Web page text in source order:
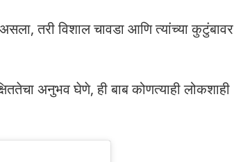
तरी विशाल चावडा आणि त्यांच्या कुटुंबावर
अनुभव घेणे, ही बाब कोणत्याही लोकशाही